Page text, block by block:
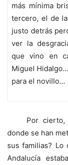
más mínima
tercero, el de
justo detrás
ver la
que vino en
Miguel
para el novillo…
Por cierto,
donde se han
sus familias?
Andalucía